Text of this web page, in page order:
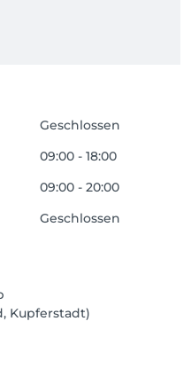
Geschlossen
09:00 - 18:00
09:00 - 20:00
Geschlossen
Kupferstadt)